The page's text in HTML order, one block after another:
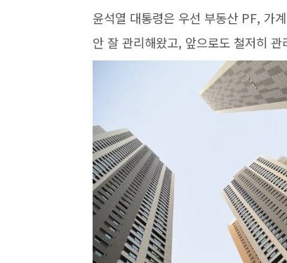
윤석열 대통령은 우선 부동산 PF, 가
안 잘 관리해왔고, 앞으로도 철저히